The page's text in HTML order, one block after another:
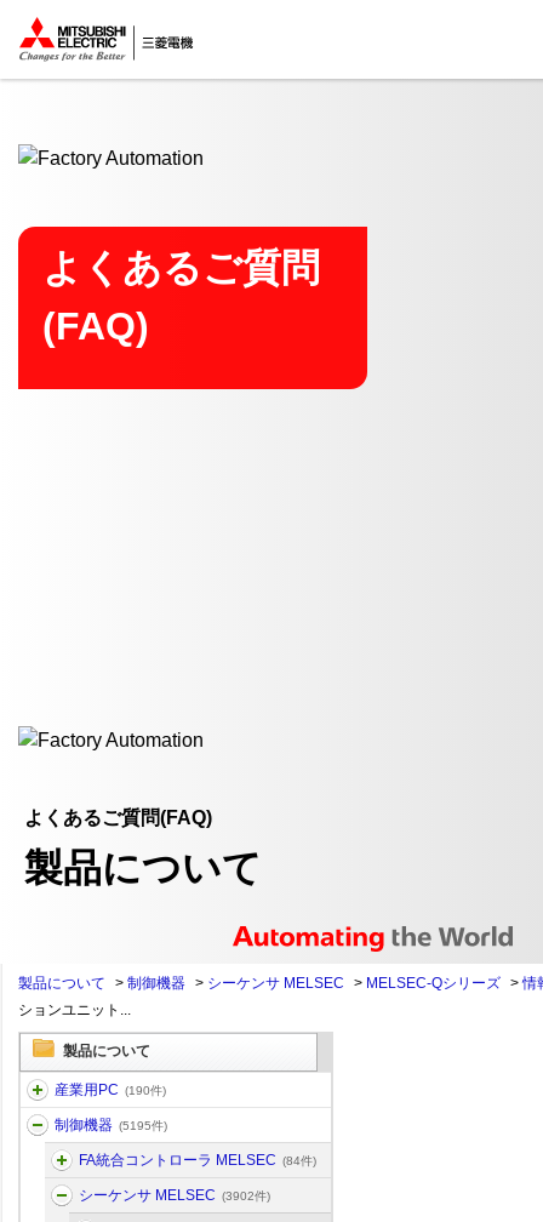
ここから本文
よくあるご質問
(FAQ)
よくあるご質問(FAQ)
製品について
製品について > 制御機器 > シーケンサ MELSEC > MELSEC-Qシリーズ >情
ションユニット...
製品について
産業用PC (190件)
制御機器 (5195件)
FA統合コントローラ MELSEC (84件)
シーケンサ MELSEC (3902件)